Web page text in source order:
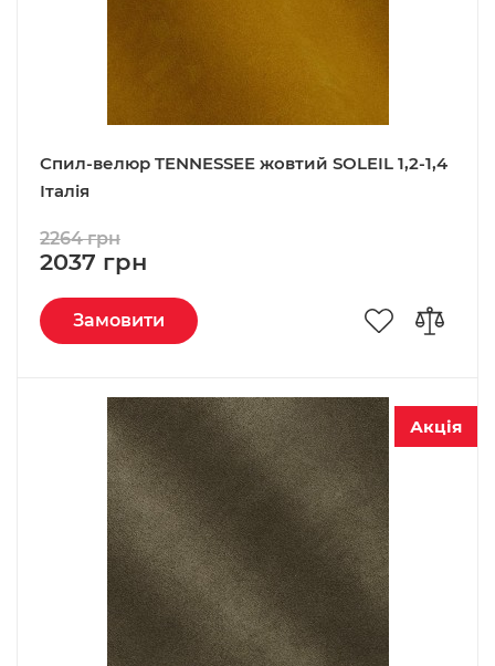
Спил-велюр TENNESSEE жовтий SOLEIL 1,2-1,4
Італія
2037 грн
2264 грн
Замовити
Акція